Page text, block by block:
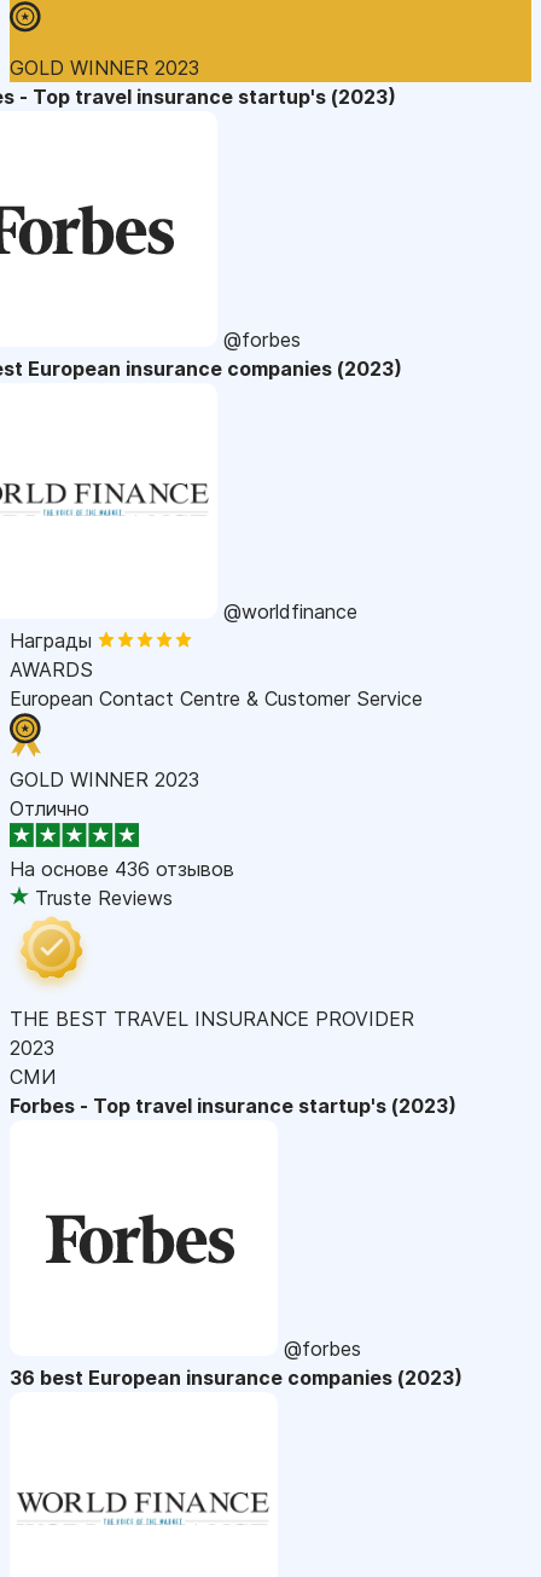
GOLD WINNER 2023
- Top travel insurance startup's (2023)
@forbes
European insurance companies (2023)
@worldfinance
Награды
AWARDS
European Contact Centre & Customer Service
GOLD WINNER 2023
Отлично
На основе 436 отзывов
Truste Reviews
THE BEST TRAVEL INSURANCE PROVIDER
2023
СМИ
Forbes - Top travel insurance startup's (2023)
@forbes
36 best European insurance companies (2023)